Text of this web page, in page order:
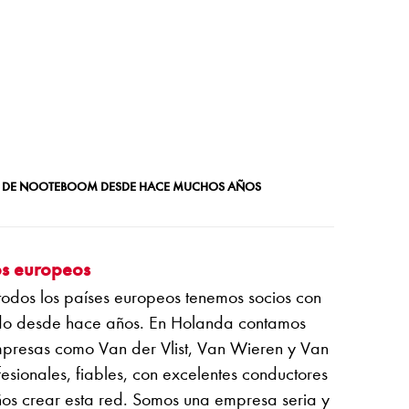
NOOTEBOOM DESDE HACE MUCHOS AÑOS
europeos
los países europeos tenemos socios con
desde hace años. En Holanda contamos
como Van der Vlist, Van Wieren y Van
fiables, con excelentes conductores
crear esta red. Somos una empresa seria y